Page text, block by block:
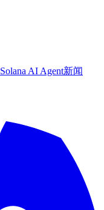
Solana AI Agent新闻